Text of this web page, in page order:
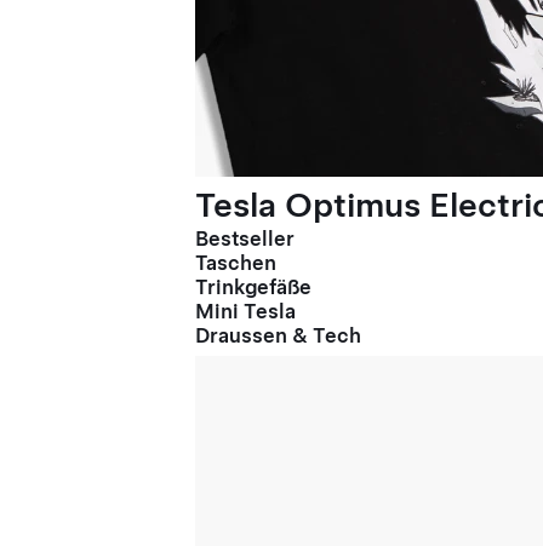
Tesla Optimus
Bestseller
Taschen
Trinkgefäße
Mini Tesla
Draussen & Tech